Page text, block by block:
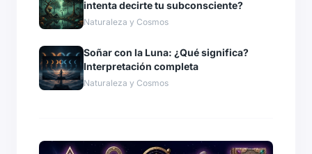
intenta decirte tu subconsciente?
Naturaleza y Cosmos
Soñar con la Luna: ¿Qué significa?
Interpretación completa
Naturaleza y Cosmos